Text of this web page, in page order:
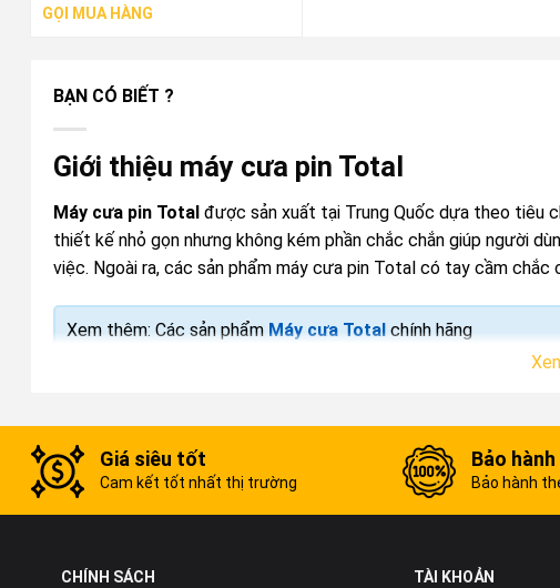
GỌI MUA HÀNG
BẠN CÓ BIẾT ?
Giới thiệu máy cưa pin Total
Máy cưa pin Total được sản xuất tại Trung Quốc dựa theo tiêu
thiết kế nhỏ gọn nhưng không kém phần chắc chắn giúp người
việc. Ngoài ra, các sản phẩm máy cưa pin Total có tay cầm
Xem thêm: Các sản phẩm Máy cưa Total chính hãng
Giá siêu tốt
Cam kết tốt nhất thị trường
Bảo
Bảo hành
CHÍNH SÁCH TÀI KHOẢN